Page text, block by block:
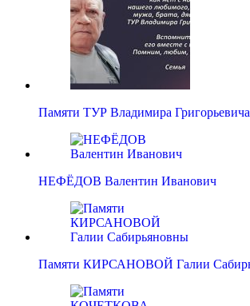
Памяти ТУР Владимира Григорьевича
НЕФЁДОВ Валентин Иванович
Памяти КИРСАНОВОЙ Галии